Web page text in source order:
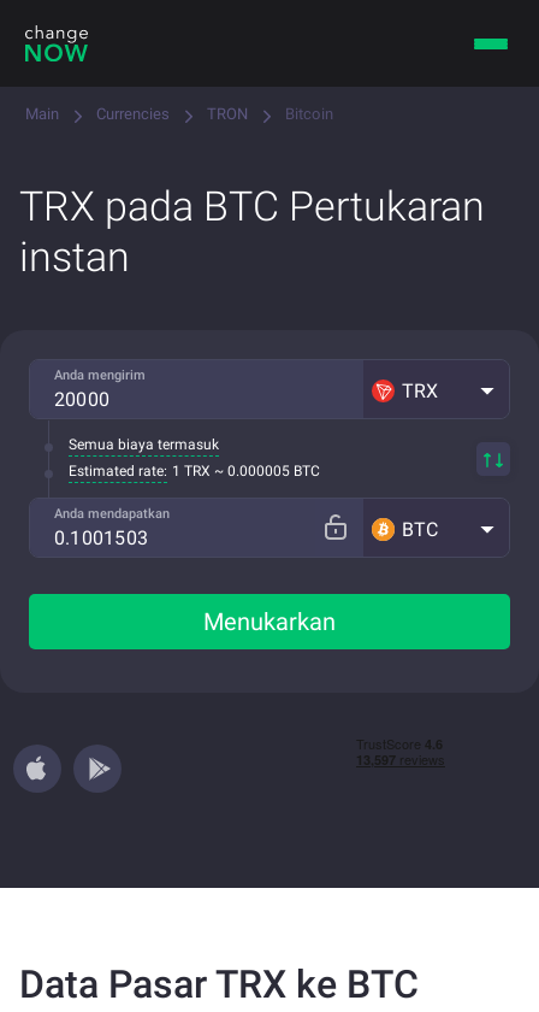
Main Currencies TRON Bitcoin
TRX pada BTC Pertukaran
instan
Anda mengirim
TRX
Semua biaya termasuk
Estimated rate: 1 TRX ~ 0.000005 BTC
Anda mendapatkan
BTC
Menukarkan
Data Pasar TRX ke BTC